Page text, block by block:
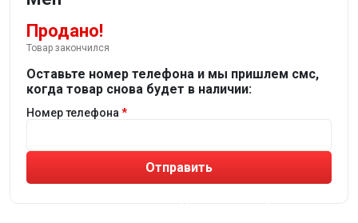
Продано!
Товар закончился
Оставьте номер телефона и мы пришлем смс,
когда товар снова будет в наличии:
Номер телефона
Отправить